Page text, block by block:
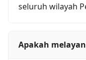
seluruh wilayah
Apakah